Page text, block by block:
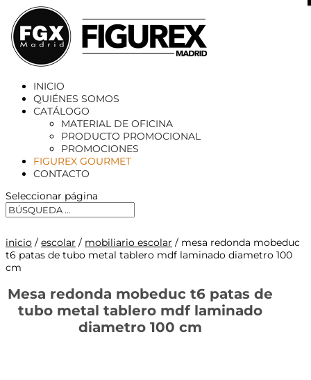
INICIO
QUIÉNES SOMOS
CATÁLOGO
MATERIAL DE OFICINA
PRODUCTO PROMOCIONAL
PROMOCIONES
FIGUREX GOURMET
CONTACTO
Seleccionar página
inicio / escolar / mobiliario escolar / mesa redonda mobeduc
t6 patas de tubo metal tablero mdf laminado diametro 100
cm
Mesa redonda mobeduc t6 patas de
tubo metal tablero mdf laminado
diametro 100 cm